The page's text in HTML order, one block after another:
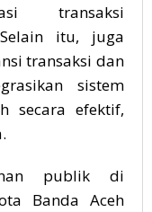
transaksi
itu, juga
transaksi dan
sistem
secara efektif,
publik di
Banda Aceh